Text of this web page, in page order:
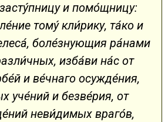
и помо́щницу:
тому́ кли́рику, та́ко и
боле́знующия ра́нами
изба́ви на́с от
и ве́чнаго осужде́ния,
уче́ний и безве́рия, от
неви́димых враго́в,